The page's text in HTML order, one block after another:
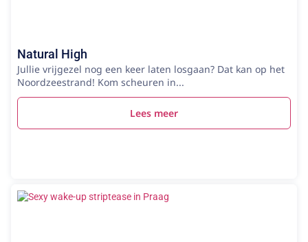
Natural High
Jullie vrijgezel nog een keer laten losgaan? Dat kan op het
Noordzeestrand! Kom scheuren in...
Lees meer